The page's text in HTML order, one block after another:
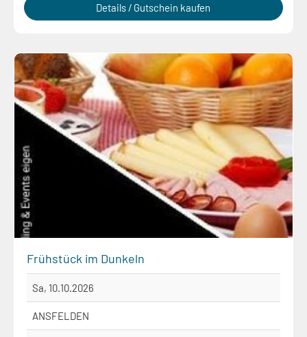
Details / Gutschein kaufen
Frühstück im Dunkeln
Sa, 10.10.2026
ANSFELDEN